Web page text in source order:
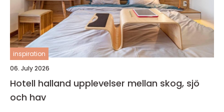
inspiration
06. July 2026
Hotell halland upplevelser mellan skog, sjö
och hav